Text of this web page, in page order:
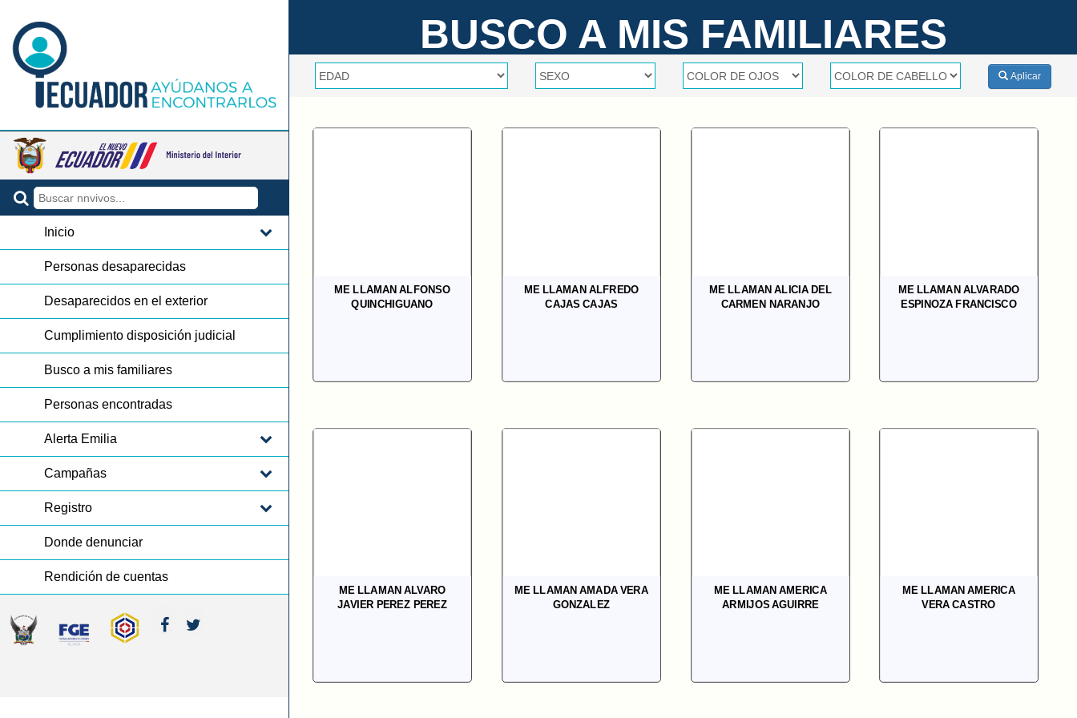
Inicio
Personas desaparecidas
Desaparecidos en el exterior
Cumplimiento disposición judicial
Busco a mis familiares
Personas encontradas
Alerta Emilia
Campañas
Registro
Donde denunciar
Rendición de cuentas
BUSCO A MIS FAMILIARES
Aplicar
ME LLAMAN ALFONSO
QUINCHIGUANO
ME LLAMAN ALFREDO
CAJAS CAJAS
ME LLAMAN ALICIA DEL
CARMEN NARANJO
ME LLAMAN ALVARADO
ESPINOZA FRANCISCO
ME LLAMAN ALVARO
JAVIER PEREZ PEREZ
ME LLAMAN AMADA VERA
GONZALEZ
ME LLAMAN AMERICA
ARMIJOS AGUIRRE
ME LLAMAN AMERICA
VERA CASTRO